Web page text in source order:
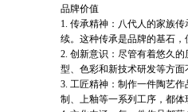
品牌价值
1. 传承精神：八代人的家族
续。这种传承是品牌的基石，
2. 创新意识：尽管有着悠久
型、色彩和新技术研发等方面
3. 工匠精神：制作一件陶艺
制、上釉等一系列工序，都体